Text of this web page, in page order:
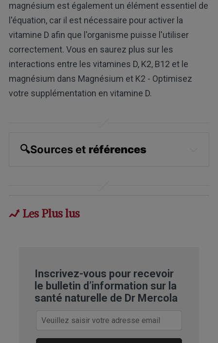
magnésium est également un élément essentiel de
l'équation, car il est nécessaire pour activer la
vitamine D afin que l'organisme puisse l'utiliser
correctement. Vous en saurez plus sur les
interactions entre les vitamines D, K2, B12 et le
magnésium dans Magnésium et K2 - Optimisez
votre supplémentation en vitamine D.
🔍Sources et références
ClinCalc, It’s Time to Say Goodbye to
National Institutes of Health, Vitamin D,
table 2 5% DTP
Nutrients, 2020; 12(2)
Les Plus lus
Inscrivez-vous pour recevoir
le bulletin d’information sur la
santé naturelle de Dr Mercola